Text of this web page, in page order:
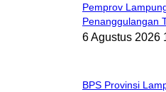
Pemprov
Penanggulangan
6 Agustus 2026
BPS Provinsi